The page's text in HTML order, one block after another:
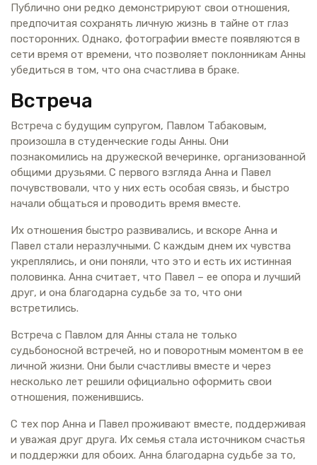
Публично они редко демонстрируют свои отношения,
предпочитая сохранять личную жизнь в тайне от глаз
посторонних. Однако, фотографии вместе появляются в
сети время от времени, что позволяет поклонникам Анны
убедиться в том, что она счастлива в браке.
Встреча
Встреча с будущим супругом, Павлом Табаковым,
произошла в студенческие годы Анны. Они
познакомились на дружеской вечеринке, организованной
общими друзьями. С первого взгляда Анна и Павел
почувствовали, что у них есть особая связь, и быстро
начали общаться и проводить время вместе.
Их отношения быстро развивались, и вскоре Анна и
Павел стали неразлучными. С каждым днем их чувства
укреплялись, и они поняли, что это и есть их истинная
половинка. Анна считает, что Павел – ее опора и лучший
друг, и она благодарна судьбе за то, что они
встретились.
Встреча с Павлом для Анны стала не только
судьбоносной встречей, но и поворотным моментом в ее
личной жизни. Они были счастливы вместе и через
несколько лет решили официально оформить свои
отношения, поженившись.
С тех пор Анна и Павел проживают вместе, поддерживая
и уважая друг друга. Их семья стала источником счастья
и поддержки для обоих. Анна благодарна судьбе за то,